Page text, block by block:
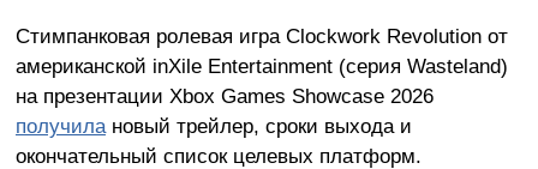
Стимпанковая ролевая игра Clockwork Revolution от
американской inXile Entertainment (серия Wasteland)
на презентации Xbox Games Showcase 2026
получилановый трейлер, сроки выхода и
окончательный список целевых платформ.